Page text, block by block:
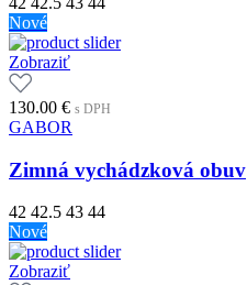
Nové
Zobraziť
130.00 € s DPH
GABOR
Zimná vychádzková obuv
42 42.5 43 44
Nové
Zobraziť